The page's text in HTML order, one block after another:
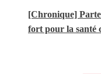
[Chronique]
fort pour la santé